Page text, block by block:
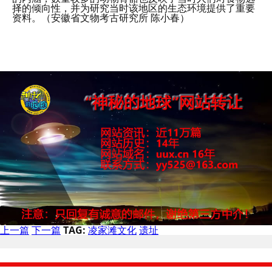
择的倾向性，并为研究当时该地区的生态环境提供了重要
资料。（安徽省文物考古研究所 陈小春）
上一篇下一篇TAG:凌家滩文化遗址